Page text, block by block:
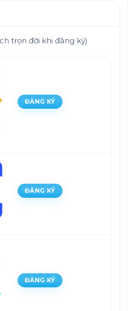
trọn đời khi đăng ký)
ĐĂNG KÝ
ĐĂNG KÝ
ĐĂNG KÝ